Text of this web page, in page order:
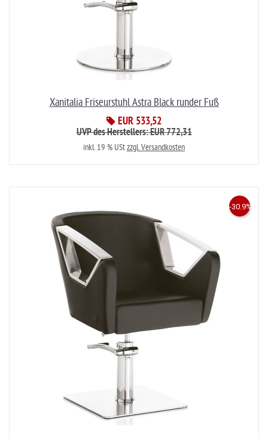
Xanitalia Friseurstuhl Astra Black runder Fuß
EUR 533,52
UVP des Herstellers: EUR 772,31
inkl. 19 % UStzzgl. Versandkosten
-30.9%